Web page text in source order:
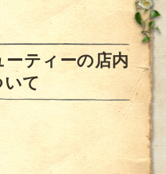
ティーの店内
て